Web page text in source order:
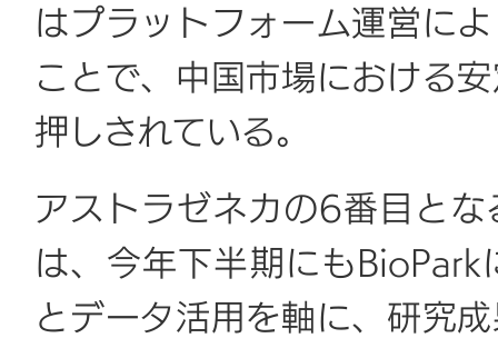
はプラットフォーム運営に
ことで、中国市場における
押しされている。
アストラゼネカの6番目と
は、今年下半期にも
とデータ活用を軸に、研究